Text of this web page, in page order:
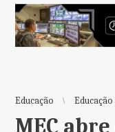
Educação Educação
MEC